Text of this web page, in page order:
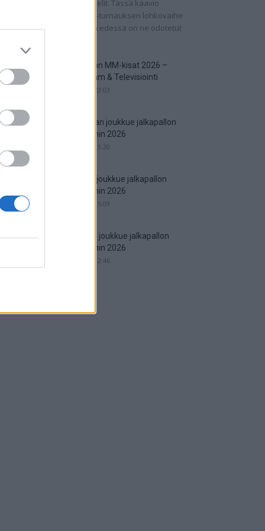
ohjelmassa on pudotuspelit. Tässä kaavio
Jalkapallon MM-turnauksen lohkovaihe
saatu nyt taputeltua, joten edessä on ne odotetut
Jalkapallon MM-kisat 2026 –
Live Stream & Televisiointi
16.06.2026 23:03
Argentiinan joukkue jalkapallon
MM-kisoihin 2026
29.05.2026 15:20
Espanjan joukkue jalkapallon
MM-kisoihin 2026
29.05.2026 15:09
Englannin joukkue jalkapallon
MM-kisoihin 2026
25.05.2026 12:46